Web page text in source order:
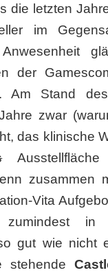
die letzten
im
der
Am Stand
zwar
das klinische
Ausstellfläche
zusammen
Vita
in
gut wie nicht
stehende